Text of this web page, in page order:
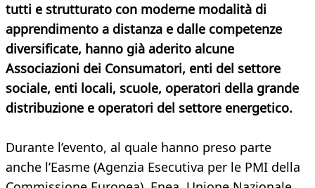
tutti e strutturato con moderne modalità di
apprendimento a distanza e dalle competenze
diversificate, hanno già aderito alcune
Associazioni dei Consumatori, enti del settore
sociale, enti locali, scuole, operatori della grande
distribuzione e operatori del settore energetico.
Durante l’evento, al quale hanno preso parte
anche l’Easme (Agenzia Esecutiva per le PMI della